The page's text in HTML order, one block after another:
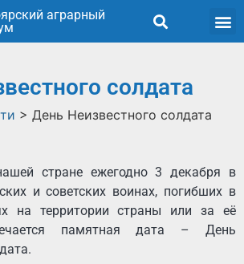
аграрный
солдата
> День Неизвестного солдата
стране ежегодно 3 декабря в
и советских воинах, погибших в
на территории страны или за её
памятная дата – День